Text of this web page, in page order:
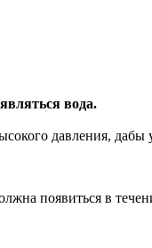
вода.
давления, дабы
появиться в